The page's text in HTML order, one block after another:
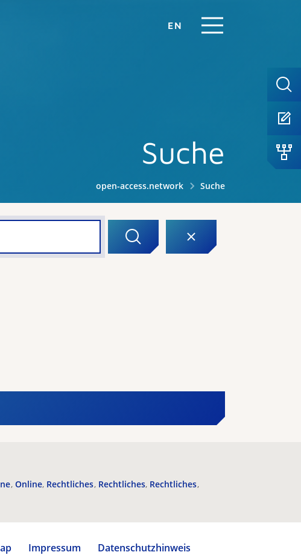
EN
Suche
open-access.network Suche
Online Rechtliches Rechtliches Rechtliches
Impressum
Datenschutzhinweis